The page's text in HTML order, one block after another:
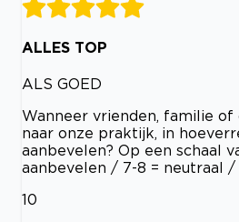
ALLES TOP
ALS GOED
Wanneer vrienden, familie of
naar onze praktijk, in
aanbevelen? Op een schaal
aanbevelen / 7-8 = neutraal /
10